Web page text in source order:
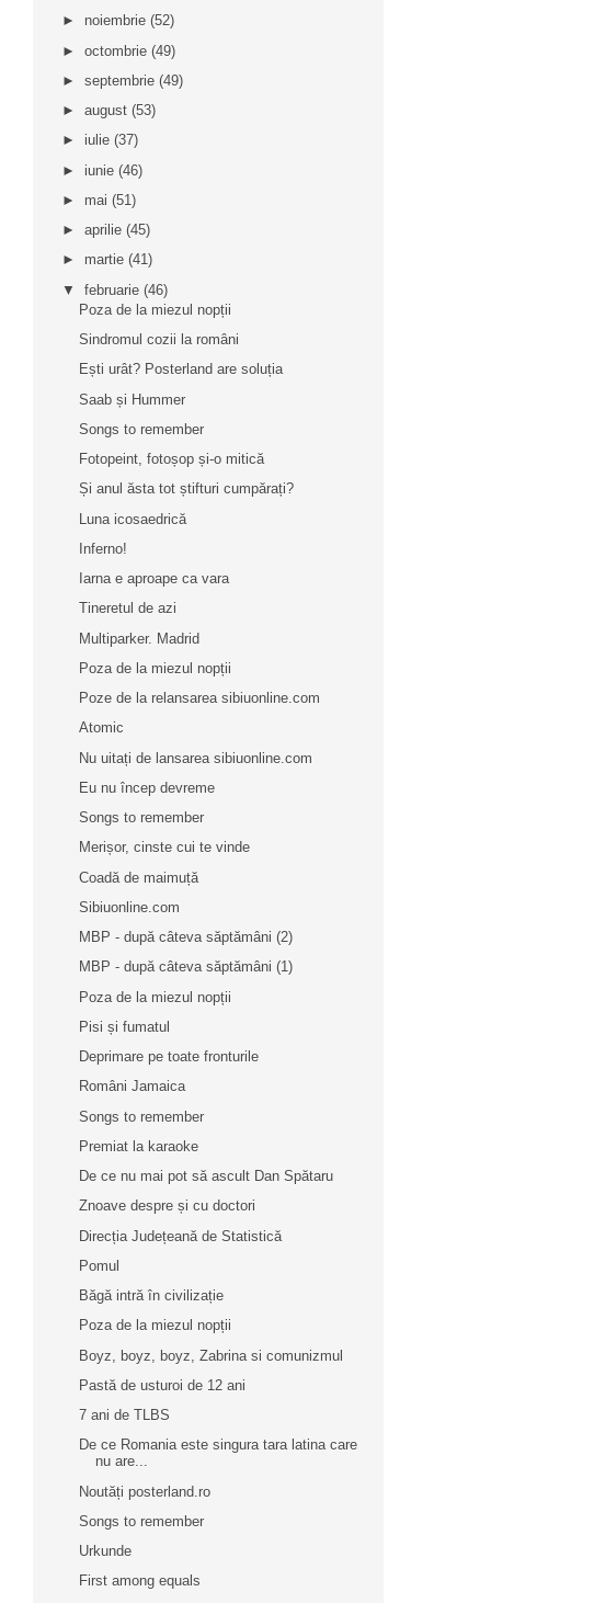
► noiembrie (52)
► octombrie (49)
► septembrie (49)
► august (53)
► iulie (37)
► iunie (46)
► mai (51)
► aprilie (45)
► martie (41)
▼ februarie (46)
Poza de la miezul nopții
Sindromul cozii la români
Ești urât? Posterland are soluția
Saab și Hummer
Songs to remember
Fotopeint, fotoșop și-o mitică
Și anul ăsta tot știfturi cumpărați?
Luna icosaedrică
Inferno!
Iarna e aproape ca vara
Tineretul de azi
Multiparker. Madrid
Poza de la miezul nopții
Poze de la relansarea sibiuonline.com
Atomic
Nu uitați de lansarea sibiuonline.com
Eu nu încep devreme
Songs to remember
Merișor, cinste cui te vinde
Coadă de maimuță
Sibiuonline.com
MBP - după câteva săptămâni (2)
MBP - după câteva săptămâni (1)
Poza de la miezul nopții
Pisi și fumatul
Deprimare pe toate fronturile
Români Jamaica
Songs to remember
Premiat la karaoke
De ce nu mai pot să ascult Dan Spătaru
Znoave despre și cu doctori
Direcția Județeană de Statistică
Pomul
Băgă intră în civilizație
Poza de la miezul nopții
Boyz, boyz, boyz, Zabrina si comunizmul
Pastă de usturoi de 12 ani
7 ani de TLBS
De ce Romania este singura tara latina care
nu are...
Noutăți posterland.ro
Songs to remember
Urkunde
First among equals